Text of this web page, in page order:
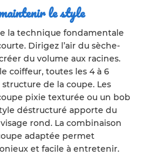
le style
la technique fondamentale
Dirigez l’air du sèche-
du volume aux racines.
coiffeur, toutes les 4 à 6
de la coupe. Les
pixie texturée ou un bob
déstructuré apporte du
rond. La combinaison
adaptée permet
et facile à entretenir.